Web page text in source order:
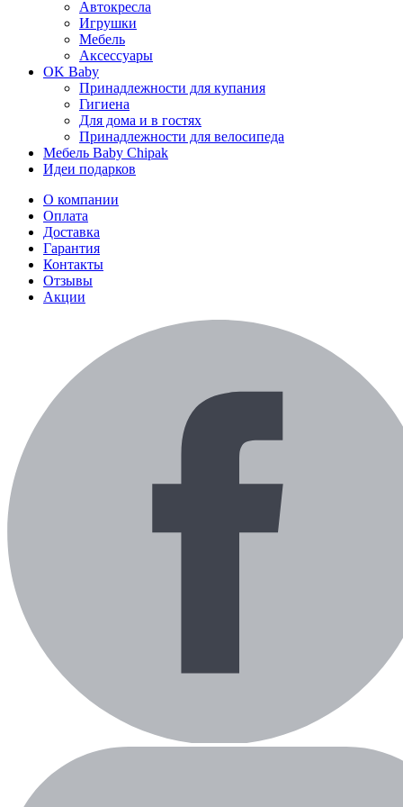
Автокресла
Игрушки
Мебель
Аксессуары
OK Baby
Принадлежности для купания
Гигиена
Для дома и в гостях
Принадлежности для велосипеда
Мебель Baby Chipak
Идеи подарков
О компании
Оплата
Доставка
Гарантия
Контакты
Отзывы
Акции